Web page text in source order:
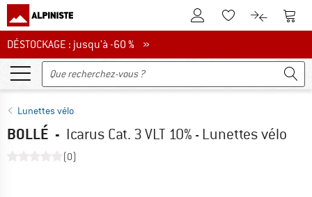
Vers le compte client
Vers la liste
Vers le
DÉSTOCKAGE : jusqu'à -60 %
DÉSTOCKAGE : jusqu'à -60 % »
Lunettes vélo
BOLLÉ - Icarus Cat. 3 VLT 10% - Lunettes vélo
(0)